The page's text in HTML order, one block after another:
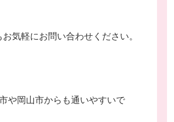
気軽にお問い合わせください。
や岡山市からも通いやすいで